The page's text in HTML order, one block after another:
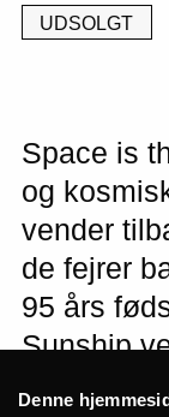
Denne
UDSOLGT
Space is
og
vender
de fejrer
95 års
Sunship